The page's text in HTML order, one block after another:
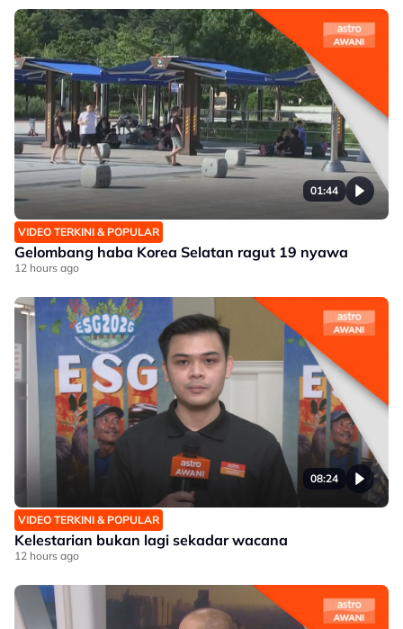
01:44
VIDEO TERKINI & POPULAR
Gelombang haba Korea Selatan ragut 19 nyawa
12 hours ago
08:24
VIDEO TERKINI & POPULAR
Kelestarian bukan lagi sekadar wacana
12 hours ago